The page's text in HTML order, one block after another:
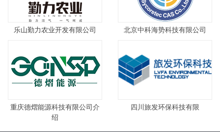
乐山勤力农业开发有限公司 北京中科海势科技有限公司
重庆德熠能源科技有限公司介
绍
四川旅发环保科技有限